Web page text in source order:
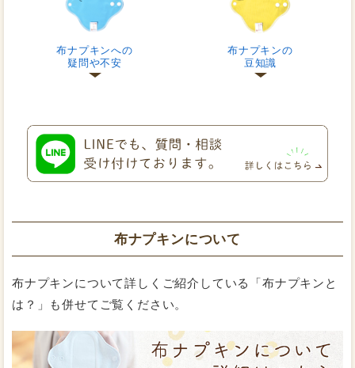
布ナプキンへの
疑問や不安
布ナプキンの
豆知識
布ナプキンについて
布ナプキンについて詳しくご紹介している「布ナプキンと
は？」も併せてご覧ください。